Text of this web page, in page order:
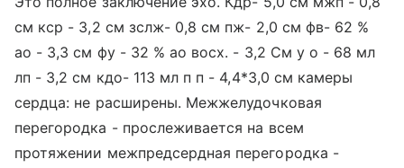
см кср - 3,2 см зслж- 0,8 см пж- 2,0 см фв- 62 %
ао - 3,3 см фу - 32 % ао восх. - 3,2 См у о - 68 мл
лп - 3,2 см кдо- 113 мл п п - 4,4*3,0 см камеры
сердца: не расширены. Межжелудочковая
перегородка - прослеживается на всем
протяжении межпредсердная перегородка -